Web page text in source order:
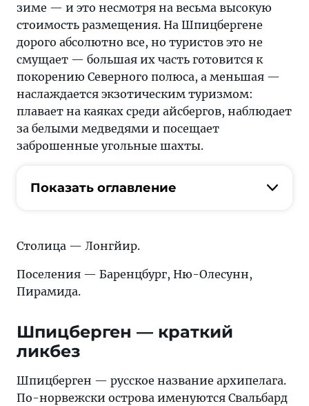
зиме — и это несмотря на весьма высокую
стоимость размещения. На Шпицбергене
дорого абсолютно все, но туристов это не
смущает — большая их часть готовится к
покорению Северного полюса, а меньшая —
наслаждается экзотическим туризмом:
плавает на каяках среди айсбергов, наблюдает
за белыми медведями и посещает
заброшенные угольные шахты.
Показать оглавление
Столица — Лонгйир.
Поселения — Баренцбург, Ню-Олесунн,
Пирамида.
Шпицберген — краткий
ликбез
Шпицберген — русское название архипелага.
По-норвежски острова именуются Свальбард